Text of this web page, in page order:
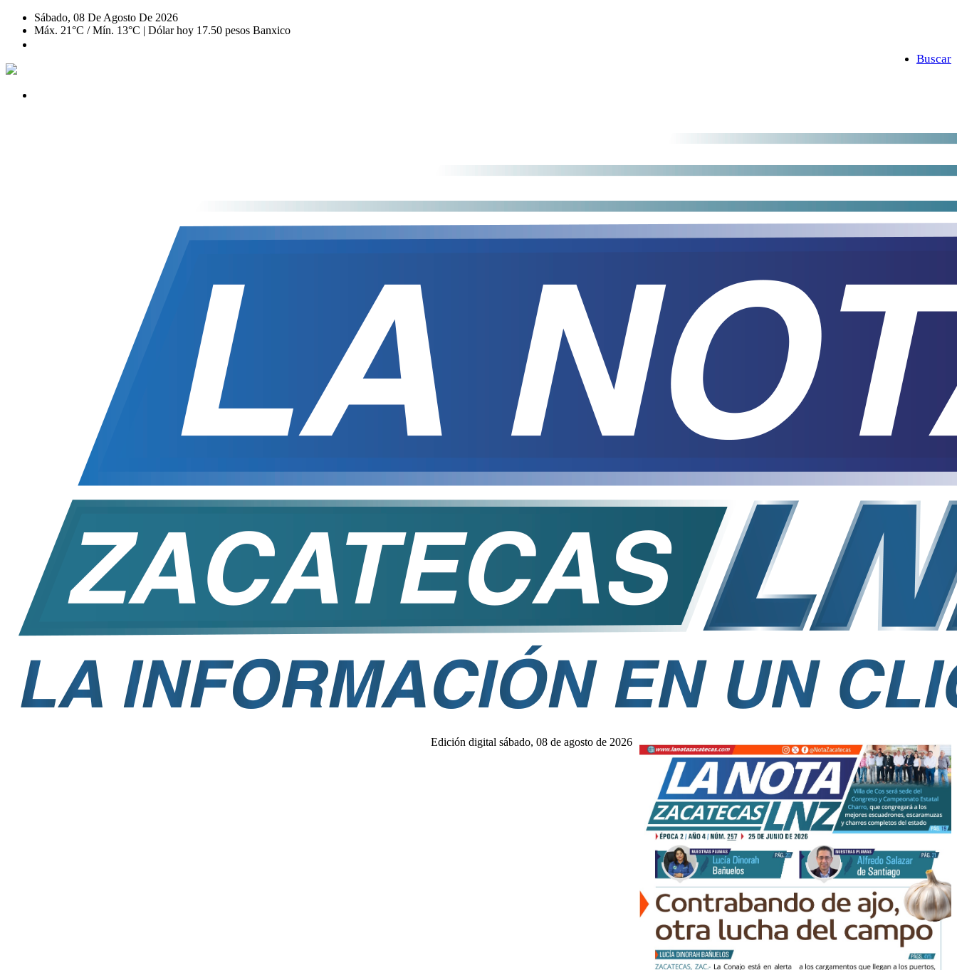
Sábado, 08 De Agosto De 2026
Máx. 21°C / Mín. 13°C | Dólar hoy 17.50 pesos Banxico
Buscar
Edición digital sábado, 08 de agosto de 2026